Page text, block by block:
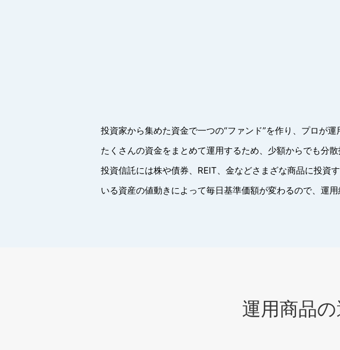
投資家から集めた資金で一つの“ファンド”を作り、プロが運
たくさんの資金をまとめて運用するため、少額からでも分
投資信託には株や債券、REIT、金などさまざな商品に投資
いる資産の値動きによって毎日基準価額が変わるので、運
運用商品